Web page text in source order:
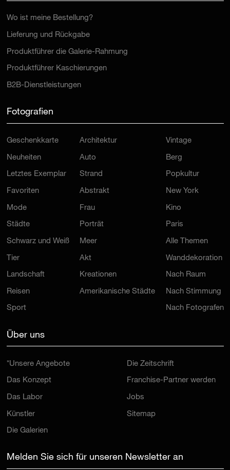
Wo ist meine Bestellung?
Lieferung und Rückgabe
Produktführer die Galerie-Rahmung
Produktführer Kaschierungen
B2B-Dienstleistungen
Fotografien
Geschenkkarte
Neuheiten
Letztes Exemplar
Favoriten
Mode
Städte
Schwarz und Weiß
Tier
Landschaft
Reisen
Sport
Architektur
Auto
Strand
Abstrakt
Frau
Porträt
Meer
Akt
Kreationen
Amerikanische Städte
Vintage
Berg
Popkultur
New York
Kino
Paris
Alle Themen
Wanddekoration
Nach Raum
Nach Stimmung
Nach Fotografen
Über uns
*Unsere Angebote
Das Konzept
Das Labor
Künstler
Die Galerien
Die Zeitschrift
Franchise-Partner werden
Jobs
Sitemap
Melden Sie sich für unseren Newsletter an